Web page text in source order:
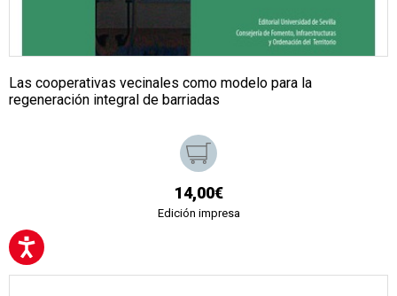
Las cooperativas vecinales como modelo para la
regeneración integral de barriadas
14,00€
Edición impresa